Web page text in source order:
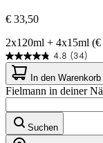
€ 33,50
2x120ml + 4x15ml
4.8 (34)
4.8
von
5
Sternen.
34
Bewertungen
In den Warenkorb
Fielmann in deiner
Suchen